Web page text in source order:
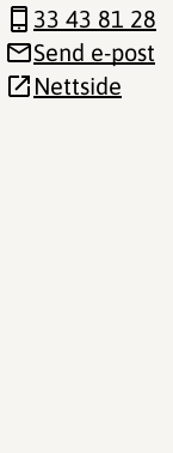
33 43 81 28
Send e-post
Nettside